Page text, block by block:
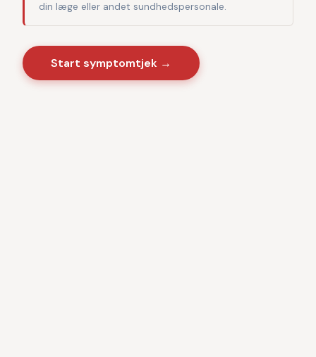
din læge eller andet sundhedspersonale.
Start symptomtjek →